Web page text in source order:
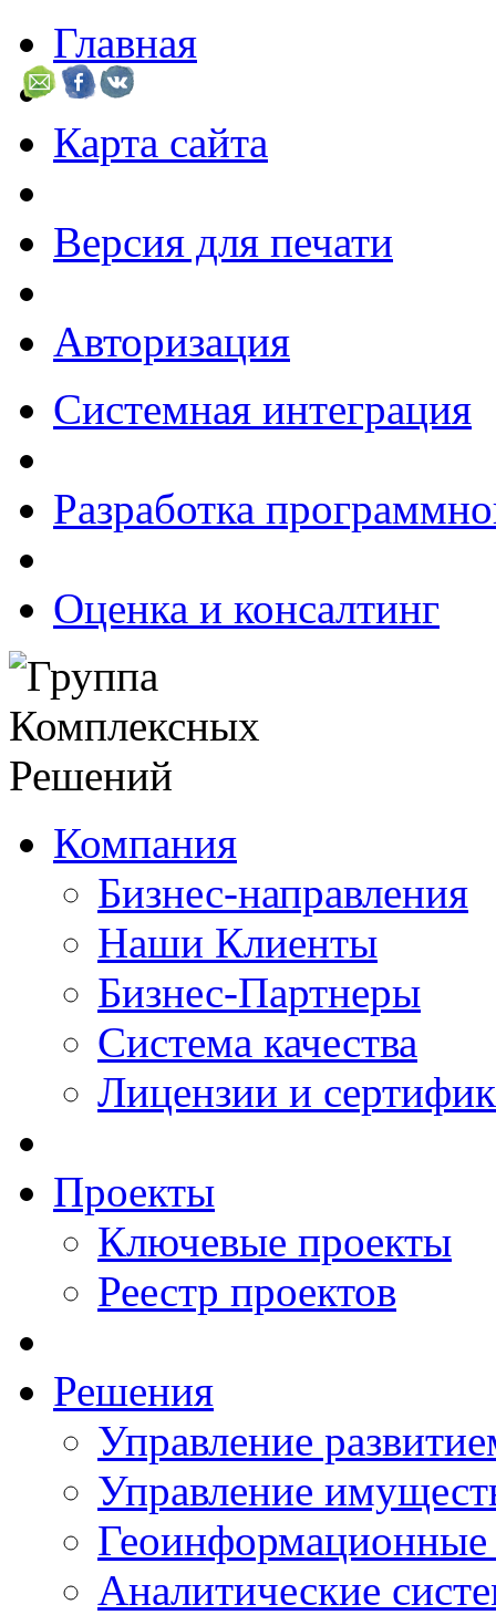
Главная
Карта сайта
Версия для печати
Авторизация
Системная интеграция
Разработка
Оценка и консалтинг
Компания
Бизнес-направления
Наши Клиенты
Бизнес-Партнеры
Система качества
Лицензии и
Проекты
Ключевые проекты
Реестр проектов
Решения
Управление
Управление
Аналитические